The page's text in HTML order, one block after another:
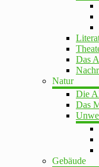
Das
Natur
Die
Das
Gebäude